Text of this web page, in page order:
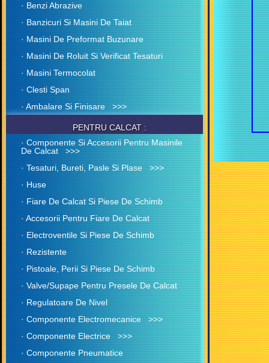
· Benzi Abrazive
· Banzicuri Si Masini De Taiat
· Masini De Preformat Buzunare
· Masini De Roluit Si Verificat Tesaturi
· Masini Termocolat
· Clesti Span
· Ambalare Si Finisare >>>
PENTRU CALCAT :
· Componente Si Accesorii Pentru Masinile
De Calcat >>>
· Tesaturi, Bureti, Pasle Si Plase >>>
· Huse
· Fiare De Calcat Si Piese De Schimb
· Accesorii Pentru Fiare De Calcat
· Electroventile Si Piese De Schimb
· Rezistente
· Pistoale, Perii Si Piese De Schimb
· Valve/Supape Pentru Presele De Calcat
· Regulatoare De Nivel
· Componente Electromecanice >>>
· Componente Electrice >>>
· Componente Pneumatice